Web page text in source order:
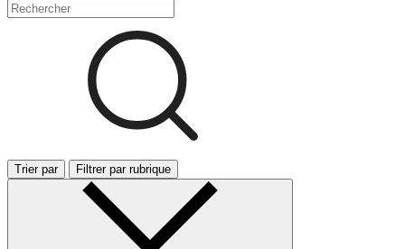
Trier par Filtrer par rubrique